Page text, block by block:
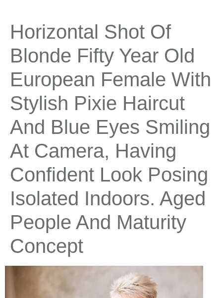
Horizontal Shot Of
Blonde Fifty Year Old
European Female With
Stylish Pixie Haircut
And Blue Eyes Smiling
At Camera, Having
Confident Look Posing
Isolated Indoors. Aged
People And Maturity
Concept